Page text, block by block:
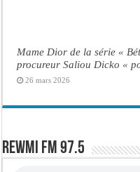
Mame Dior de la série «
procureur Saliou Dicko «
26 mars 2026
Rewmi FM 97.5